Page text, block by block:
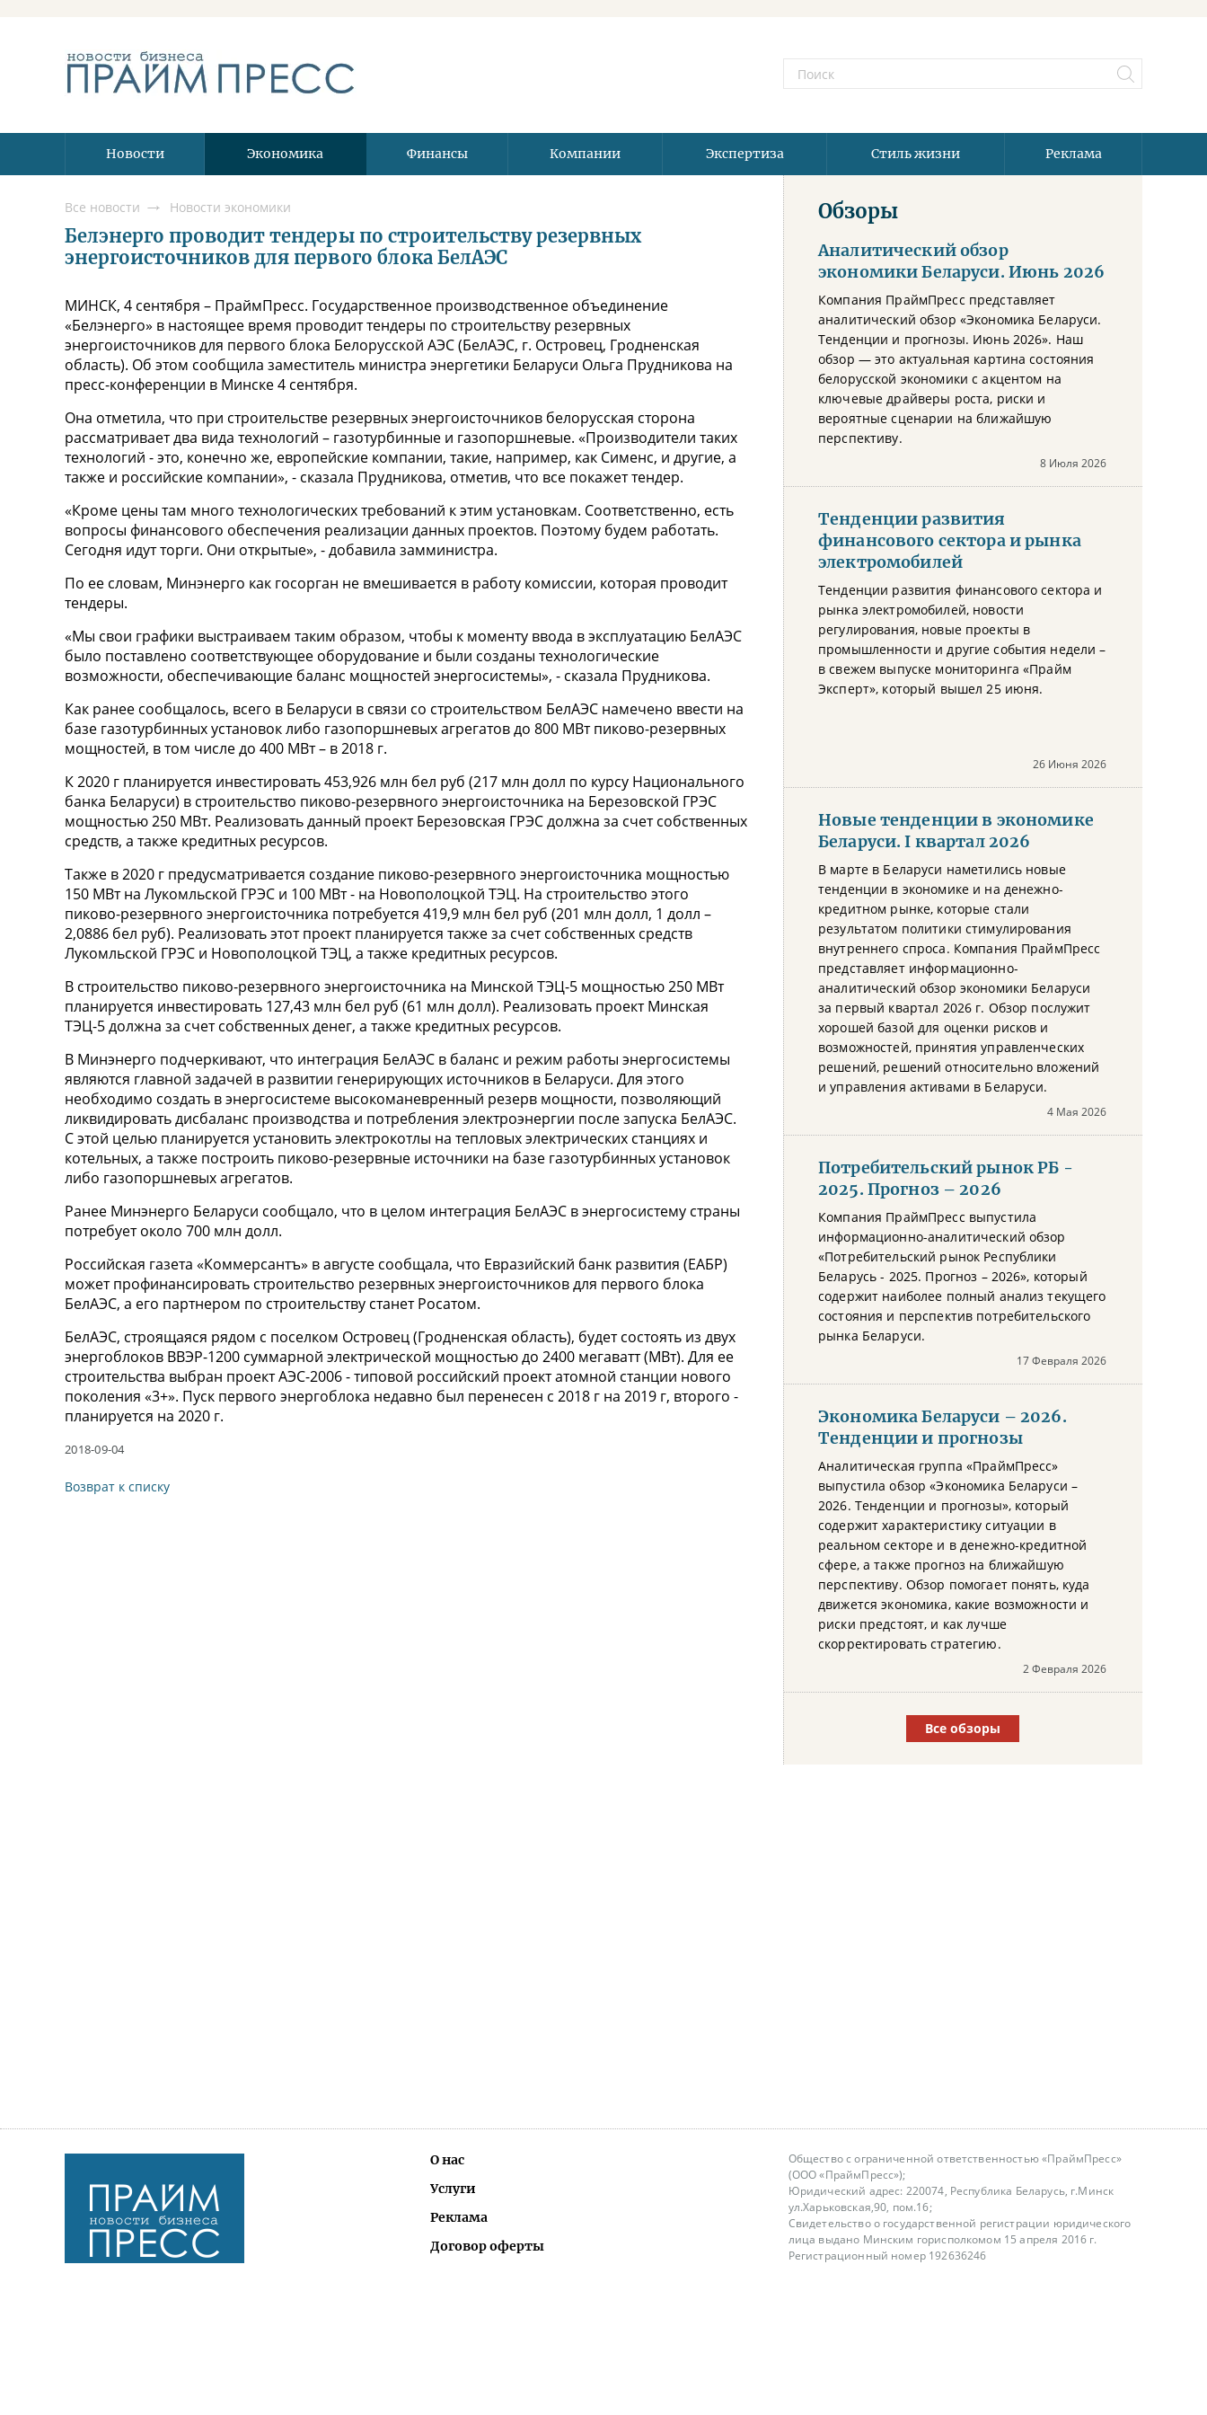
Новости Экономика Финансы Компании Экспертиза Стиль жизни Реклама
Все новости Новости экономики
Белэнерго проводит тендеры по строительству резервных
энергоисточников для первого блока БелАЭС
МИНСК, 4 сентября – ПраймПресс. Государственное производственное объединение
«Белэнерго» в настоящее время проводит тендеры по строительству резервных
энергоисточников для первого блока Белорусской АЭС (БелАЭС, г. Островец, Гродненская
область). Об этом сообщила заместитель министра энергетики Беларуси Ольга Прудникова на
пресс-конференции в Минске 4 сентября.
Она отметила, что при строительстве резервных энергоисточников белорусская сторона
рассматривает два вида технологий – газотурбинные и газопоршневые. «Производители таких
технологий - это, конечно же, европейские компании, такие, например, как Сименс, и другие, а
также и российские компании», - сказала Прудникова, отметив, что все покажет тендер.
«Кроме цены там много технологических требований к этим установкам. Соответственно, есть
вопросы финансового обеспечения реализации данных проектов. Поэтому будем работать.
Сегодня идут торги. Они открытые», - добавила замминистра.
По ее словам, Минэнерго как госорган не вмешивается в работу комиссии, которая проводит
тендеры.
«Мы свои графики выстраиваем таким образом, чтобы к моменту ввода в эксплуатацию БелАЭС
было поставлено соответствующее оборудование и были созданы технологические
возможности, обеспечивающие баланс мощностей энергосистемы», - сказала Прудникова.
Как ранее сообщалось, всего в Беларуси в связи со строительством БелАЭС намечено ввести на
базе газотурбинных установок либо газопоршневых агрегатов до 800 МВт пиково-резервных
мощностей, в том числе до 400 МВт – в 2018 г.
К 2020 г планируется инвестировать 453,926 млн бел руб (217 млн долл по курсу Национального
банка Беларуси) в строительство пиково-резервного энергоисточника на Березовской ГРЭС
мощностью 250 МВт. Реализовать данный проект Березовская ГРЭС должна за счет собственных
средств, а также кредитных ресурсов.
Также в 2020 г предусматривается создание пиково-резервного энергоисточника мощностью
150 МВт на Лукомльской ГРЭС и 100 МВт - на Новополоцкой ТЭЦ. На строительство этого
пиково-резервного энергоисточника потребуется 419,9 млн бел руб (201 млн долл, 1 долл –
2,0886 бел руб). Реализовать этот проект планируется также за счет собственных средств
Лукомльской ГРЭС и Новополоцкой ТЭЦ, а также кредитных ресурсов.
В строительство пиково-резервного энергоисточника на Минской ТЭЦ-5 мощностью 250 МВт
планируется инвестировать 127,43 млн бел руб (61 млн долл). Реализовать проект Минская
ТЭЦ-5 должна за счет собственных денег, а также кредитных ресурсов.
В Минэнерго подчеркивают, что интеграция БелАЭС в баланс и режим работы энергосистемы
являются главной задачей в развитии генерирующих источников в Беларуси. Для этого
необходимо создать в энергосистеме высокоманевренный резерв мощности, позволяющий
ликвидировать дисбаланс производства и потребления электроэнергии после запуска БелАЭС.
С этой целью планируется установить электрокотлы на тепловых электрических станциях и
котельных, а также построить пиково-резервные источники на базе газотурбинных установок
либо газопоршневых агрегатов.
Ранее Минэнерго Беларуси сообщало, что в целом интеграция БелАЭС в энергосистему страны
потребует около 700 млн долл.
Российская газета «Коммерсантъ» в августе сообщала, что Евразийский банк развития (ЕАБР)
может профинансировать строительство резервных энергоисточников для первого блока
БелАЭС, а его партнером по строительству станет Росатом.
БелАЭС, строящаяся рядом с поселком Островец (Гродненская область), будет состоять из двух
энергоблоков ВВЭР-1200 суммарной электрической мощностью до 2400 мегаватт (МВт). Для ее
строительства выбран проект АЭС-2006 - типовой российский проект атомной станции нового
поколения «3+». Пуск первого энергоблока недавно был перенесен с 2018 г на 2019 г, второго -
планируется на 2020 г.
2018-09-04
Возврат к списку
Обзоры
Аналитический обзор
экономики Беларуси. Июнь 2026
Компания ПраймПресс представляет
аналитический обзор «Экономика Беларуси.
Тенденции и прогнозы. Июнь 2026». Наш
обзор — это актуальная картина состояния
белорусской экономики с акцентом на
ключевые драйверы роста, риски и
вероятные сценарии на ближайшую
перспективу.
8 Июля 2026
Тенденции развития
финансового сектора и рынка
электромобилей
Тенденции развития финансового сектора и
рынка электромобилей, новости
регулирования, новые проекты в
промышленности и другие события недели –
в свежем выпуске мониторинга «Прайм
Эксперт», который вышел 25 июня.
26 Июня 2026
Новые тенденции в экономике
Беларуси. I квартал 2026
В марте в Беларуси наметились новые
тенденции в экономике и на денежно-
кредитном рынке, которые стали
результатом политики стимулирования
внутреннего спроса. Компания ПраймПресс
представляет информационно-
аналитический обзор экономики Беларуси
за первый квартал 2026 г. Обзор послужит
хорошей базой для оценки рисков и
возможностей, принятия управленческих
решений, решений относительно вложений
и управления активами в Беларуси.
4 Мая 2026
Потребительский рынок РБ -
2025. Прогноз – 2026
Компания ПраймПресс выпустила
информационно-аналитический обзор
«Потребительский рынок Республики
Беларусь - 2025. Прогноз – 2026», который
содержит наиболее полный анализ текущего
состояния и перспектив потребительского
рынка Беларуси.
17 Февраля 2026
Экономика Беларуси – 2026.
Тенденции и прогнозы
Аналитическая группа «ПраймПресс»
выпустила обзор «Экономика Беларуси –
2026. Тенденции и прогнозы», который
содержит характеристику ситуации в
реальном секторе и в денежно-кредитной
сфере, а также прогноз на ближайшую
перспективу. Обзор помогает понять, куда
движется экономика, какие возможности и
риски предстоят, и как лучше
скорректировать стратегию.
2 Февраля 2026
Все обзоры
О нас
Услуги
Реклама
Договор оферты
Общество с ограниченной ответственностью «ПраймПресс»
(ООО «ПраймПресс»);
Юридический адрес: 220074, Республика Беларусь, г.Минск
ул.Харьковская,90, пом.16;
Свидетельство о государственной регистрации юридического
лица выдано Минским горисполкомом 15 апреля 2016 г.
Регистрационный номер 192636246